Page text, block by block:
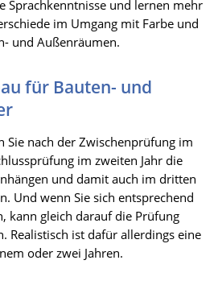
Sprachkenntnisse und lernen mehr
im Umgang mit Farbe und
und Außenräumen.
für Bauten- und
Sie nach der Zwischenprüfung im
im zweiten Jahr die
und damit auch im dritten
Und wenn Sie sich entsprechend
kann gleich darauf die Prüfung
Realistisch ist dafür allerdings eine
oder zwei Jahren.